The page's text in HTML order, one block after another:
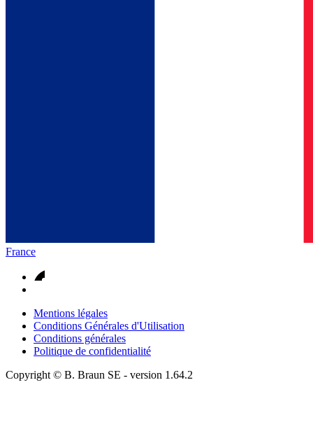
France
Mentions légales
Conditions Générales d'Utilisation
Conditions générales
Politique de confidentialité
Copyright © B. Braun SE - version 1.64.2